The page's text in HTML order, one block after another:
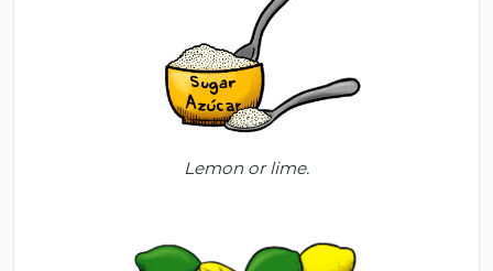
Lemon orlime.